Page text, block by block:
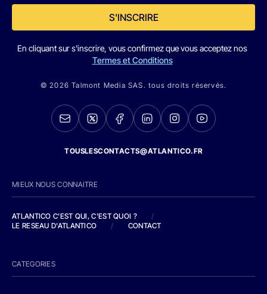
S'INSCRIRE
En cliquant sur s'inscrire, vous confirmez que vous acceptez nos
Termes et Conditions
© 2026 Talmont Media SAS. tous droits réservés.
TOUSLESCONTACTS@ATLANTICO.FR
MIEUX NOUS CONNAITRE
ATLANTICO C'EST QUI, C'EST QUOI ?
/
LE RESEAU D'ATLANTICO
/ CONTACT
CATEGORIES